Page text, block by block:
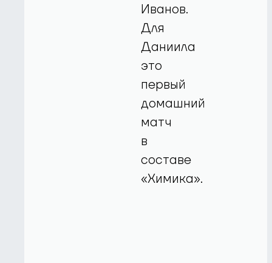
Иванов.
Для
Даниила
это
первый
домашний
матч
в
составе
«Химика».